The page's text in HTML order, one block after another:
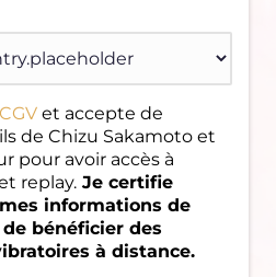
CGV et accepte de
de Chizu Sakamoto et
pour avoir accès à
replay. Je certifie
informations de
bénéficier des
à distance.